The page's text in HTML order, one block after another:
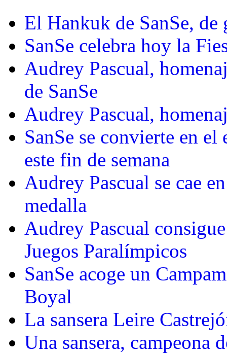
El Hankuk de SanSe,
SanSe celebra hoy la
Audrey Pascual,
de SanSe
Audrey Pascual,
SanSe se convierte en
este fin de semana
Audrey Pascual se cae
medalla
Audrey Pascual
Juegos Paralímpicos
SanSe acoge un
Boyal
La sansera Leire
Una sansera, campeona